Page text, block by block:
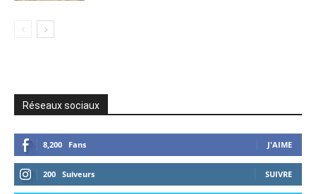
Réseaux sociaux
8,200 Fans J'AIME
200 Suiveurs SUIVRE